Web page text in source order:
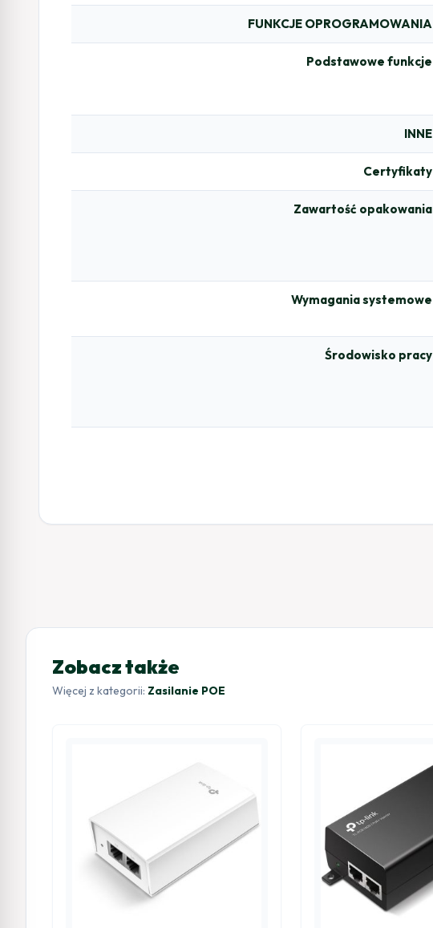
FUNKCJE OPROGRAMOWANIA
Podstawowe funkcje
INNE
Certyfikaty
Zawartość opakowania
Wymagania systemowe
Środowisko pracy
Zobacz także
Więcej z kategorii: Zasilanie POE